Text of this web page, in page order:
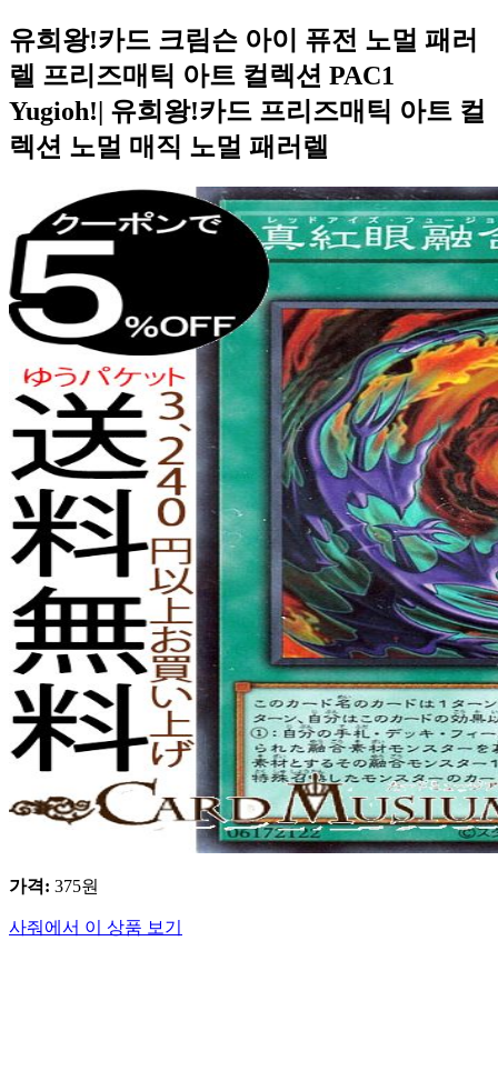
유희왕!카드 크림슨 아이 퓨전 노멀 패러
렐 프리즈매틱 아트 컬렉션 PAC1
Yugioh!| 유희왕!카드 프리즈매틱 아트 컬
렉션 노멀 매직 노멀 패러렐
가격: 375원
사줘에서 이 상품 보기